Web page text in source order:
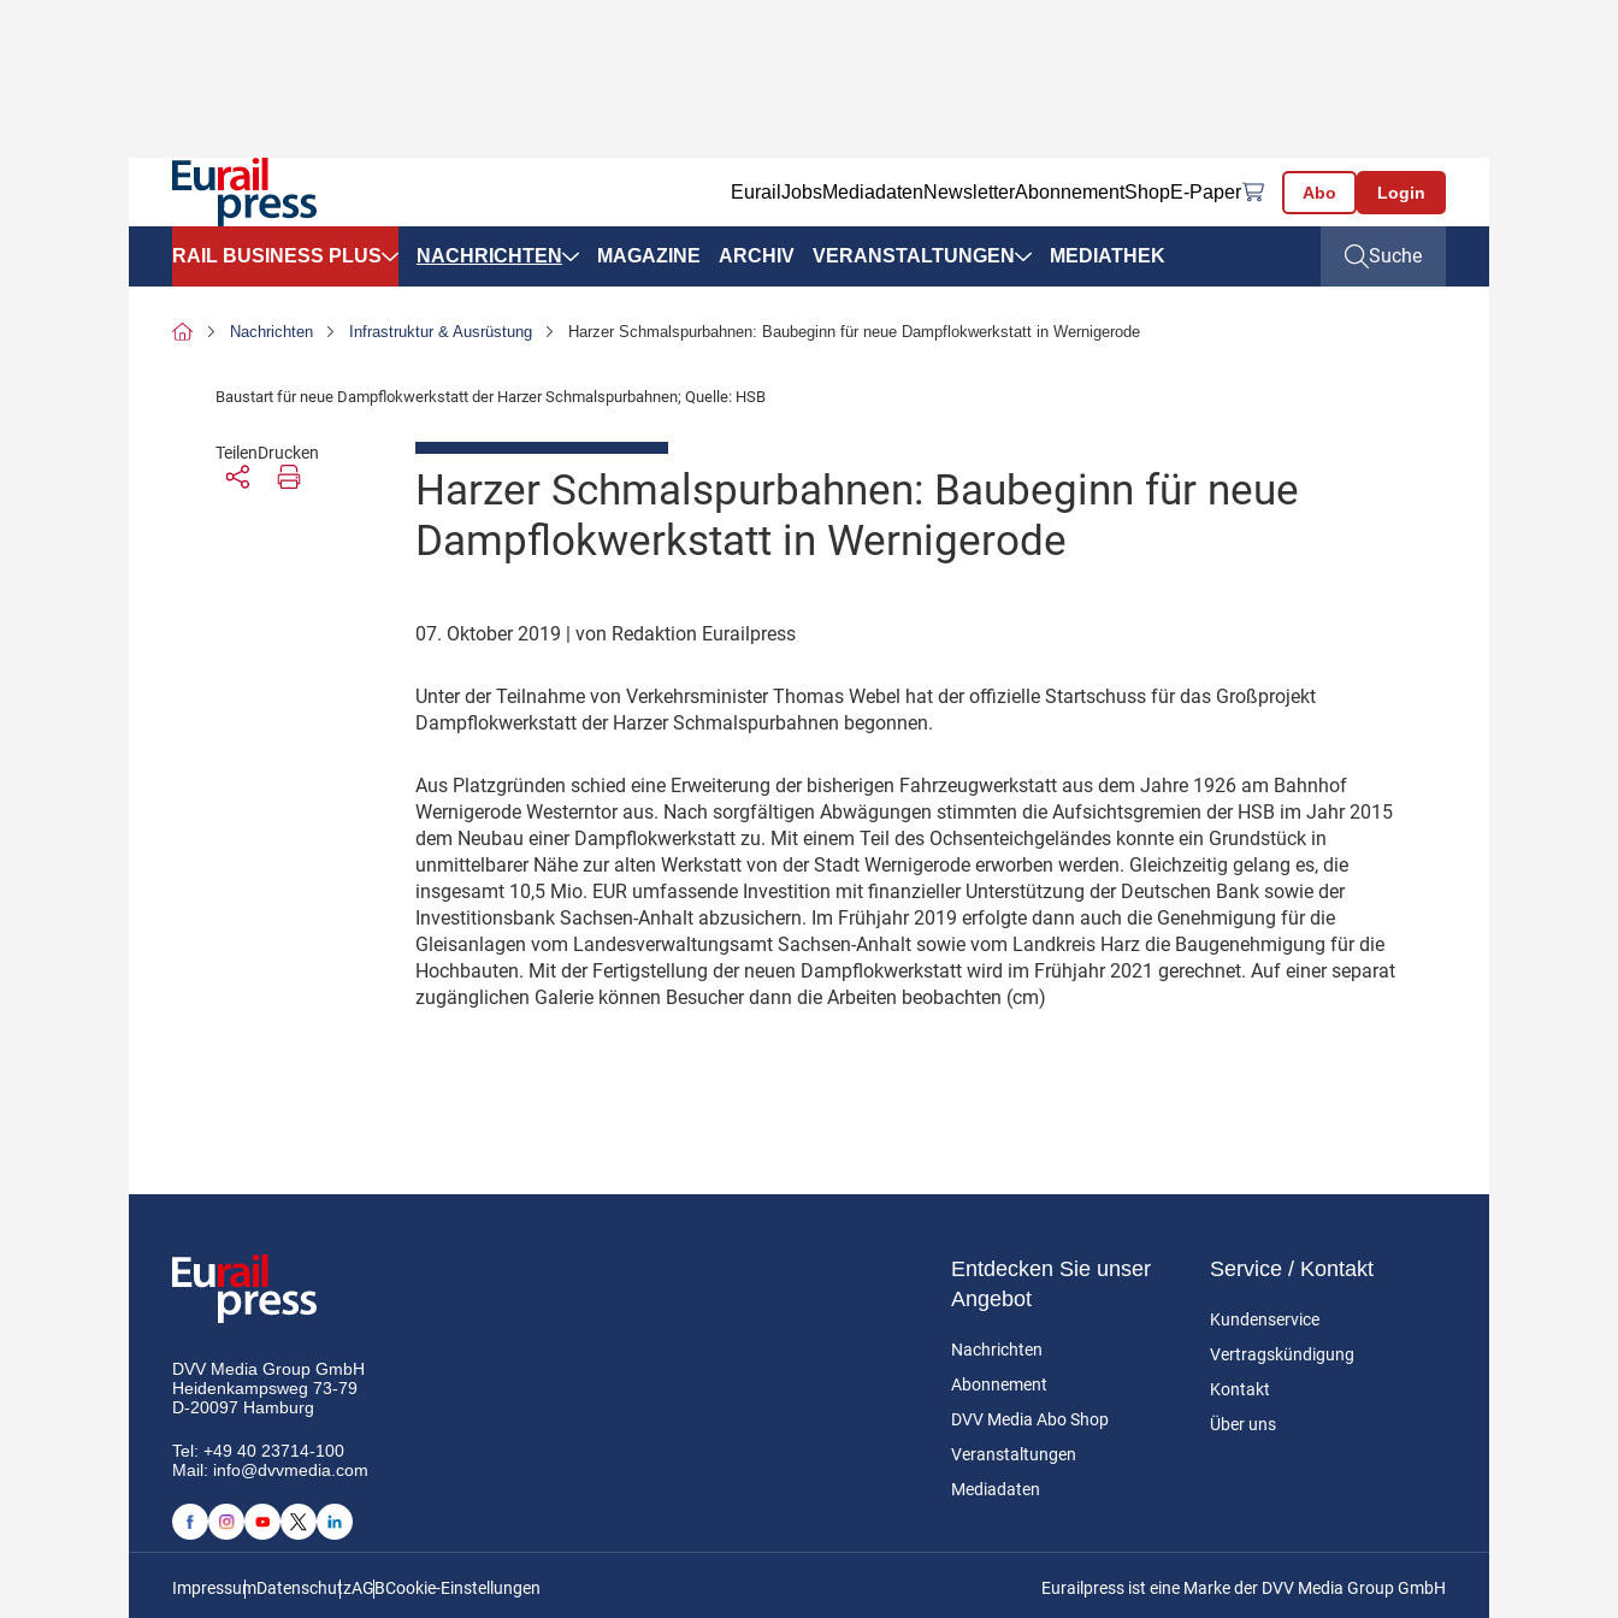
EurailJobsMediadatenNewsletterAbonnementShopE-Paper Abo Login
RAIL BUSINESS PLUS
Bilanzen
Marktplatz: Wer macht was?
Dossier: Generalsanierung
NACHRICHTEN
Personen & Positionen
Fahrzeuge & Komponenten
MAGAZINE ARCHIV VERANSTALTUNGEN
Veranstaltungen
Branchentermine
Eurailpress Career Boost
MEDIATHEK Suche
Nachrichten Infrastruktur & Ausrüstung Harzer Schmalspurbahnen: Baubeginn für neue Dampflokwerkstatt in Wernigerode
Harzer Schmalspurbahnen: Baubeginn für neue
Dampflokwerkstatt in Wernigerode
Baustart für neue Dampflokwerkstatt der Harzer Schmalspurbahnen; Quelle: HSB
07. Oktober 2019 | von Redaktion Eurailpress
Unter der Teilnahme von Verkehrsminister Thomas Webel hat der offizielle Startschuss für das Großprojekt
Dampflokwerkstatt der Harzer Schmalspurbahnen begonnen.
Aus Platzgründen schied eine Erweiterung der bisherigen Fahrzeugwerkstatt aus dem Jahre 1926 am Bahnhof
Wernigerode Westerntor aus. Nach sorgfältigen Abwägungen stimmten die Aufsichtsgremien der HSB im Jahr 2015
dem Neubau einer Dampflokwerkstatt zu. Mit einem Teil des Ochsenteichgeländes konnte ein Grundstück in
unmittelbarer Nähe zur alten Werkstatt von der Stadt Wernigerode erworben werden. Gleichzeitig gelang es, die
insgesamt 10,5 Mio. EUR umfassende Investition mit finanzieller Unterstützung der Deutschen Bank sowie der
Investitionsbank Sachsen-Anhalt abzusichern. Im Frühjahr 2019 erfolgte dann auch die Genehmigung für die
Gleisanlagen vom Landesverwaltungsamt Sachsen-Anhalt sowie vom Landkreis Harz die Baugenehmigung für die
Hochbauten. Mit der Fertigstellung der neuen Dampflokwerkstatt wird im Frühjahr 2021 gerechnet. Auf einer separat
zugänglichen Galerie können Besucher dann die Arbeiten beobachten (cm)
TeilenDrucken
DVV Media Group GmbH
Heidenkampsweg 73-79
D-20097 Hamburg
Tel: +49 40 23714-100
Mail: info@dvvmedia.com
Entdecken Sie unser
Angebot
Nachrichten
Abonnement
DVV Media Abo Shop
Veranstaltungen
Mediadaten
Service / Kontakt
Kundenservice
Vertragskündigung
Kontakt
Über uns
ImpressumDatenschutzAGBCookie-Einstellungen Eurailpress ist eine Marke der DVV Media Group GmbH